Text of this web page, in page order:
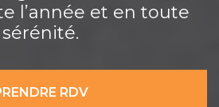
l’année et en toute
sérénité.
RDV